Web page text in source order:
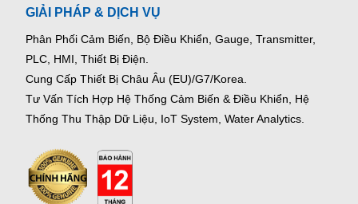
GIẢI PHÁP & DỊCH VỤ
Phân Phối Cảm Biến, Bộ Điều Khiển, Gauge, Transmitter,
PLC, HMI, Thiết Bị Điện.
Cung Cấp Thiết Bị Châu Âu (EU)/G7/Korea.
Tư Vấn Tích Hợp Hệ Thống Cảm Biến & Điều Khiển, Hệ
Thống Thu Thập Dữ Liệu, IoT System, Water Analytics.